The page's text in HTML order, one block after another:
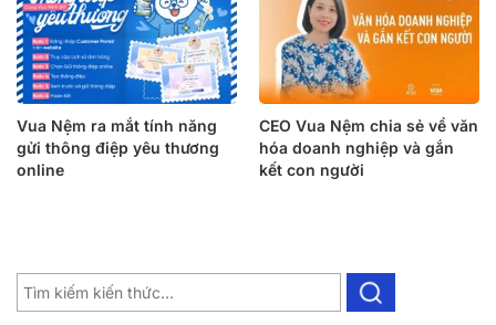
Vua Nệm ra mắt tính năng
gửi thông điệp yêu thương
online
CEO Vua Nệm chia sẻ về văn
hóa doanh nghiệp và gắn
kết con người